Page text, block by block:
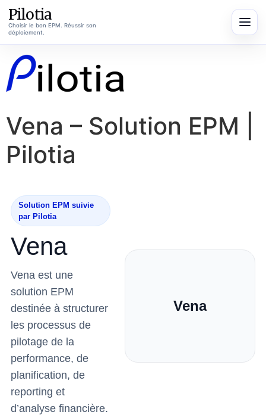
Pilotia
Choisir le bon EPM. Réussir son
déploiement.
contenu
Vena – Solution EPM |
Pilotia
Solution EPM suivie
par Pilotia
Vena
Vena est une
solution EPM
destinée à structurer
les processus de
pilotage de la
performance, de
planification, de
reporting et
d’analyse financière.
Vena